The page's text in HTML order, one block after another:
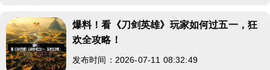
爆料！看《刀剑英雄》玩家如何过五一，狂
欢全攻略！
发布时间：2026-07-11 08:32:49